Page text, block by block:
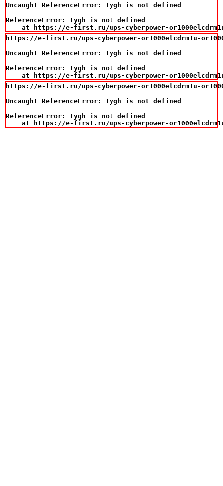
Uncaught ReferenceError: Tygh is not defined
ReferenceError: Tygh is not defined
at https://e-first.ru/ups-cyberpower-
https://e-first.ru/ups-cyberpower-or1000elcdrm1u-
Uncaught ReferenceError: Tygh is not defined
ReferenceError: Tygh is not defined
at https://e-first.ru/ups-cyberpower-
https://e-first.ru/ups-cyberpower-or1000elcdrm1u-
Uncaught ReferenceError: Tygh is not defined
ReferenceError: Tygh is not defined
at https://e-first.ru/ups-cyberpower-